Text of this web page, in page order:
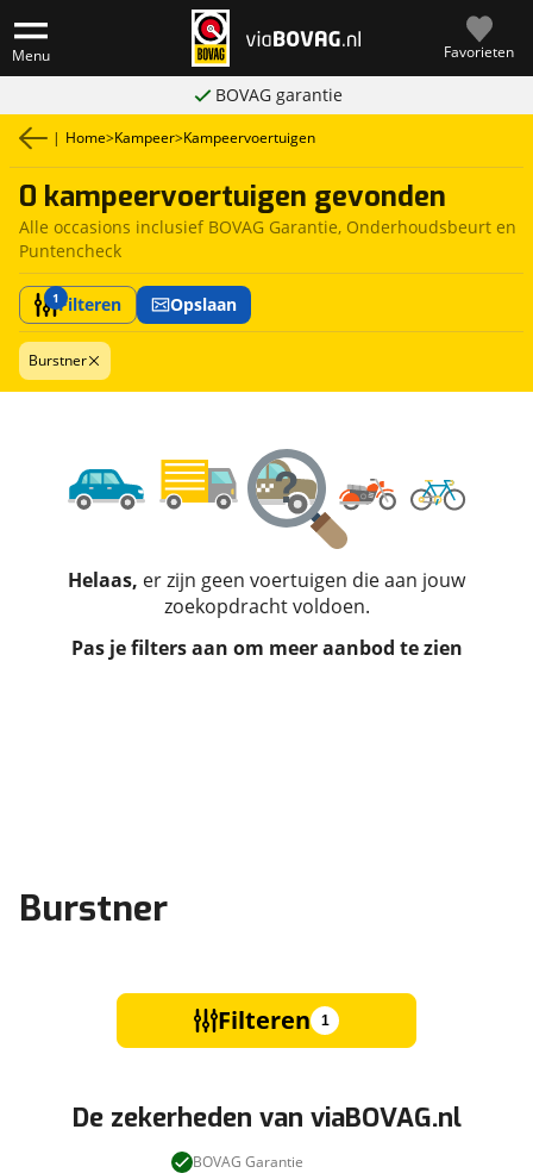
Menu Favorieten
BOVAG garantie
| Home>Kampeer>Kampeervoertuigen
0 kampeervoertuigen gevonden
Alle occasions inclusief BOVAG Garantie, Onderhoudsbeurt en
Puntencheck
1Filteren Opslaan
Burstner
Helaas, er zijn geen voertuigen die aan jouw
zoekopdracht voldoen.
Pas je filters aan om meer aanbod te zien
Burstner
Filteren 1
De zekerheden van viaBOVAG.nl
BOVAG Garantie